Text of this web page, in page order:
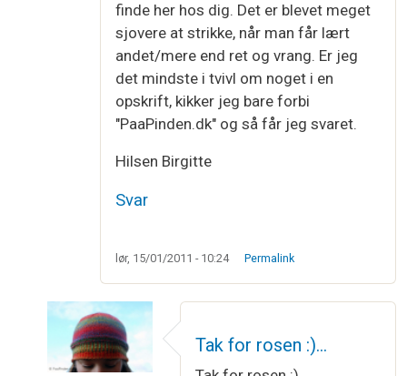
finde her hos dig. Det er blevet meget
sjovere at strikke, når man får lært
andet/mere end ret og vrang. Er jeg
det mindste i tvivl om noget i en
opskrift, kikker jeg bare forbi
"PaaPinden.dk" og så får jeg svaret.
Hilsen Birgitte
Svar
lør, 15/01/2011 - 10:24 Permalink
Tak for rosen :)…